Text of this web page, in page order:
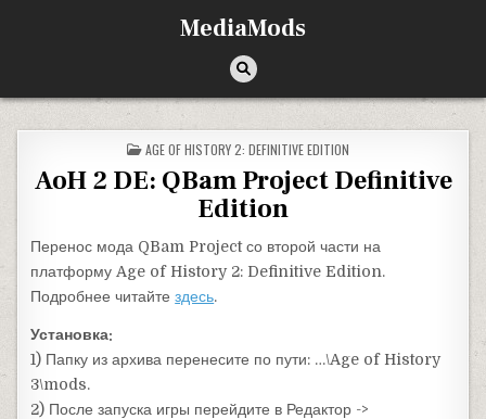
MediaMods
ОПУБЛИКОВАНО В
AGE OF HISTORY 2: DEFINITIVE EDITION
AoH 2 DE: QBam Project Definitive
Edition
Перенос мода QBam Project со второй части на
платформу Age of History 2: Definitive Edition.
Подробнее читайтездесь.
Установка:
1) Папку из архива перенесите по пути: …\Age of History
3\mods.
2) После запуска игры перейдите в Редактор ->